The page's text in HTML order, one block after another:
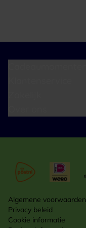
Algemene voorwaarden
Privacy beleid
Cookie informatie